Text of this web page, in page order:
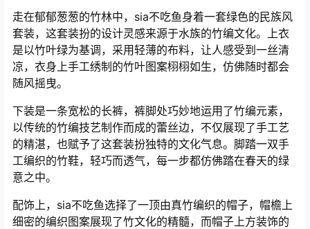
走在郁郁葱葱的竹林中，sia不吃鱼身着一套绿色的民族风
套装，这套装扮的设计灵感来源于水族的竹编文化。上衣
是以竹叶绿为基调，采用轻薄的布料，让人感受到一丝清
凉，衣身上手工绣制的竹叶图案栩栩如生，仿佛随时都会
随风摇曳。
下装是一条宽松的长裤，裤脚处巧妙地运用了竹编元素，
以传统的竹编技艺制作而成的蕾丝边，不仅展现了手工艺
的精湛，也赋予了这套装扮独特的文化气息。脚踏一双手
工编织的竹鞋，轻巧而透气，每一步都仿佛踏在春天的绿
意之中。
配饰上，sia不吃鱼选择了一顶由真竹编织的帽子，帽檐上
细密的编织图案展现了竹文化的精髓，而帽子上方装饰的